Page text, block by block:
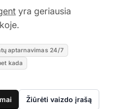
yra geriausia
aptarnavimas 24/7
kada
Žiūrėti vaizdo įrašą